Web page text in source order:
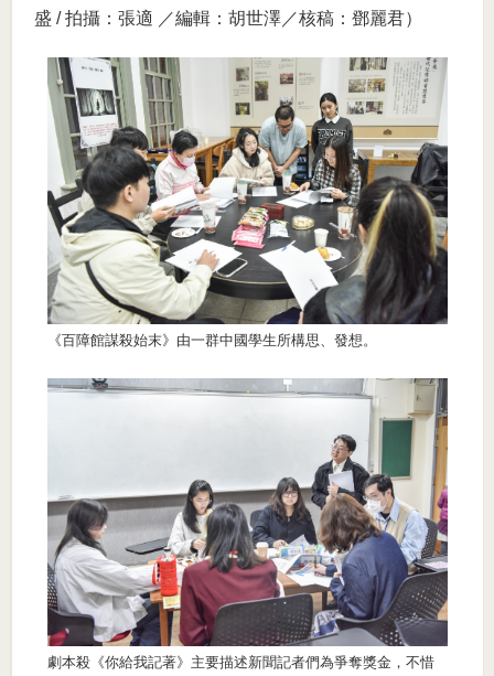
盛 / 拍攝：張適 ／編輯：胡世澤／核稿：鄧麗君）
《百障館謀殺始末》由一群中國學生所構思、發想。
劇本殺《你給我記著》主要描述新聞記者們為爭奪獎金，不惜